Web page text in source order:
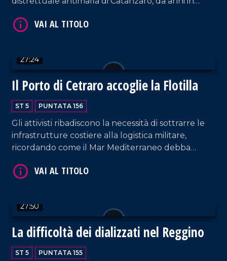
criminali, soprattutto nel Vibonese. La conduzione
27:24
Il Porto di Cetraro accoglie la Flotilla
ST 5 PUNTATA 156
Gli attivisti ribadiscono la necessità di sottrarre le
infrastrutture costiere alla logistica militare,
ricordando come il Mar Mediterraneo debba
Interventi da parte del sindaco di Cetraro,
Arcavacata per l'accesso e il sostegno agli studenti
rifugiati; del giornalista palestinese Bassam Saleh.
Approfondimento in esterna a cura di Francesco
La Luna.
27:50
La difficoltà dei dializzati nel Reggino
ST 5 PUNTATA 155
VAI AL TITOLO
VAI AL TITOLO